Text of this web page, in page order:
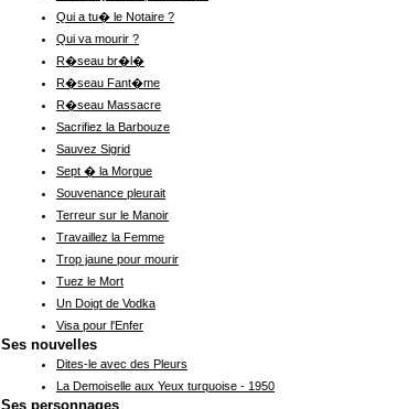
Qui a tu� le Notaire ?
Qui va mourir ?
R�seau br�l�
R�seau Fant�me
R�seau Massacre
Sacrifiez la Barbouze
Sauvez Sigrid
Sept � la Morgue
Souvenance pleurait
Terreur sur le Manoir
Travaillez la Femme
Trop jaune pour mourir
Tuez le Mort
Un Doigt de Vodka
Visa pour l'Enfer
Ses nouvelles
Dites-le avec des Pleurs
La Demoiselle aux Yeux turquoise - 1950
Ses personnages